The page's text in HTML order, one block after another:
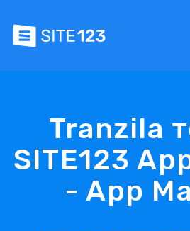
Tranzila
SITE123
- App